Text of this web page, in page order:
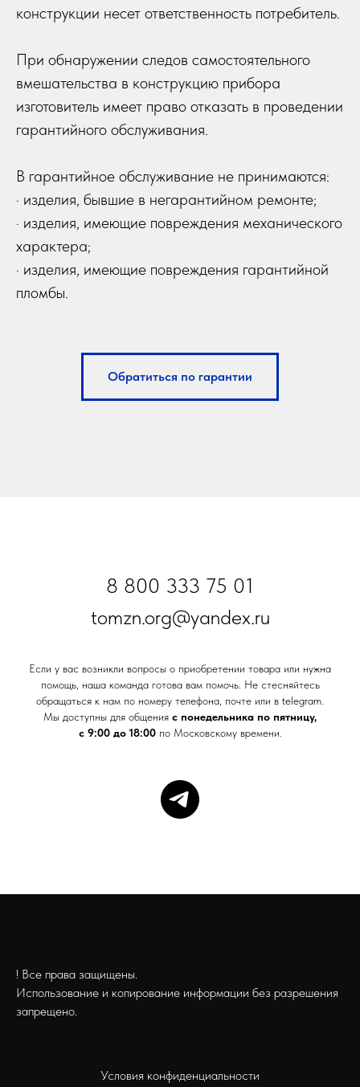
конструкции несет ответственность потребитель.
При обнаружении следов самостоятельного
вмешательства в конструкцию прибора
изготовитель имеет право отказать в проведении
гарантийного обслуживания.
В гарантийное обслуживание не принимаются:
· изделия, бывшие в негарантийном ремонте;
· изделия, имеющие повреждения механического
характера;
· изделия, имеющие повреждения гарантийной
пломбы.
Обратиться по гарантии
8 800 333 75 01
tomzn.org@yandex.ru
Если у вас возникли вопросы о приобретении товара или нужна
помощь, наша команда готова вам помочь. Не стесняйтесь
обращаться к нам по номеру телефона, почте или в telegram.
Мы доступны для общения с понедельника по пятницу,
с 9:00 до 18:00по Московскому времени.
! Все права защищены.
Использование и копирование информации без разрешения
запрещено.
Условия конфиденциальности